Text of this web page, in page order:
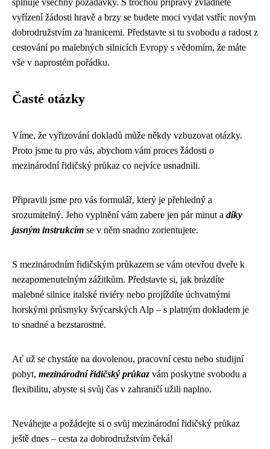
splňuje všechny požadavky. S trochou přípravy zvládnete
vyřízení žádosti hravě a brzy se budete moci vydat vstříc novým
dobrodružstvím za hranicemi. Představte si tu svobodu a radost z
cestování po malebných silnicích Evropy s vědomím, že máte
vše v naprostém pořádku.
Časté otázky
Víme, že vyřizování dokladů může někdy vzbuzovat otázky.
Proto jsme tu pro vás, abychom vám proces žádosti o
mezinárodní řidičský průkaz co nejvíce usnadnili.
Připravili jsme pro vás formulář, který je přehledný a
srozumitelný. Jeho vyplnění vám zabere jen pár minut a díky
jasným instrukcím se v něm snadno zorientujete.
S mezinárodním řidičským průkazem se vám otevřou dveře k
nezapomenutelným zážitkům. Představte si, jak brázdíte
malebné silnice italské riviéry nebo projíždíte úchvatnými
horskými průsmyky švýcarských Alp – s platným dokladem je
to snadné a bezstarostné.
Ať už se chystáte na dovolenou, pracovní cestu nebo studijní
pobyt, mezinárodní řidičský průkaz vám poskytne svobodu a
flexibilitu, abyste si svůj čas v zahraničí užili naplno.
Neváhejte a požádejte si o svůj mezinárodní řidičský průkaz
ještě dnes – cesta za dobrodružstvím čeká!